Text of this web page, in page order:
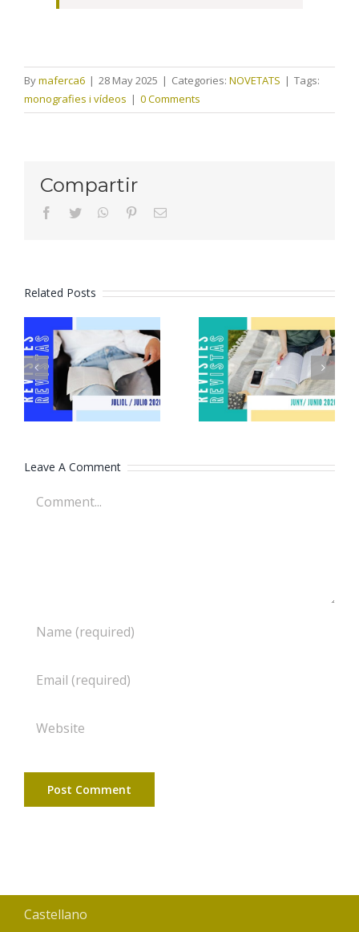
Bymaferca6 | 28 May 2025 | Categories: NOVETATS | Tags:
monografies i vídeos | 0 Comments
Compartir
facebooktwitter whatsapppinterestEmail
Related Posts
Revistes
juliol 2026
Revistes
juny 2026
Leave A Comment
Comment
Castellano